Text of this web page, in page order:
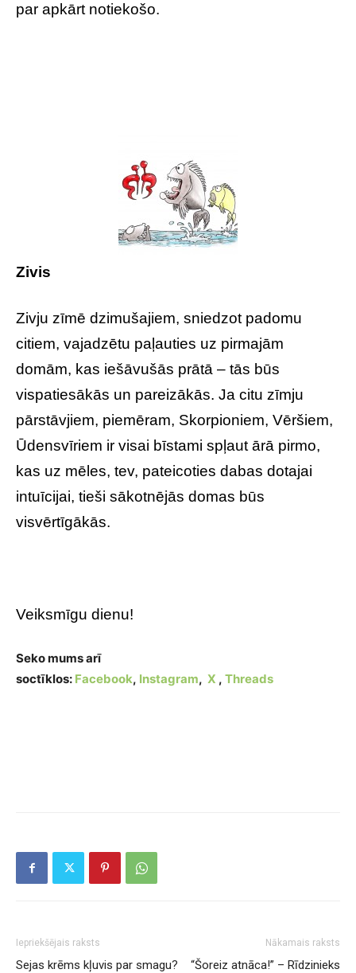
par apkārt notiekošo.
Zivis
Zivju zīmē dzimušajiem, sniedzot padomu
citiem, vajadzētu paļauties uz pirmajām
domām, kas iešāvušās prātā – tās būs
vispatiesākās un pareizākās. Ja citu zīmju
pārstāvjiem, piemēram, Skorpioniem, Vēršiem,
Ūdensvīriem ir visai bīstami spļaut ārā pirmo,
kas uz mēles, tev, pateicoties dabas dotajai
intuīcijai, tieši sākotnējās domas būs
visvērtīgākās.
Veiksmīgu dienu!
Seko mums arī
soctīklos: Facebook, Instagram, X , Threads
Iepriekšējais raksts
Sejas krēms kļuvis par smagu?
Nākamais raksts
“Šoreiz atnāca!” – Rīdzinieks